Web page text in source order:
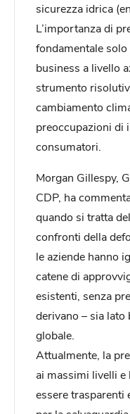
sicurezza idrica
L’importanza di
fondamentale
business a livello
strumento
cambiamento
preoccupazioni di
consumatori.
Morgan Gillespy,
CDP, ha
quando si tratta
confronti della
le aziende hanno
catene di
esistenti, senza
derivano – sia lato
globale.
Attualmente, la
ai massimi livelli e
essere trasparenti